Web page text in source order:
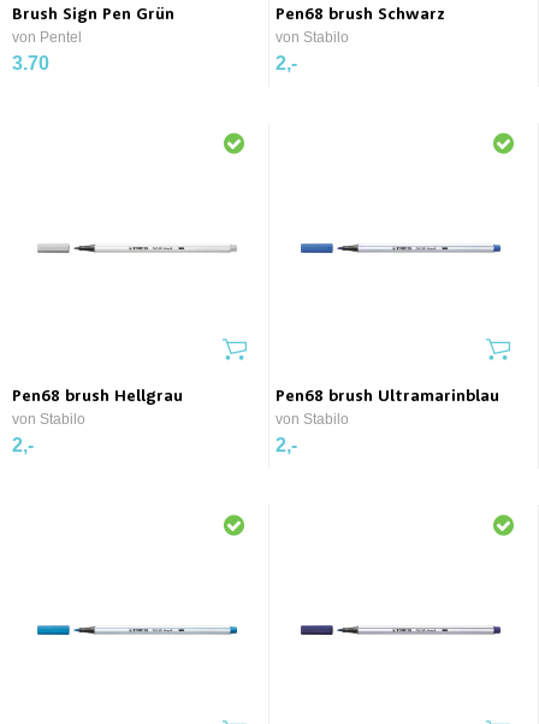
Brush Sign Pen Grün
von Pentel
3.70
Pen68 brush Schwarz
von Stabilo
2,-
Pen68 brush Hellgrau
von Stabilo
2,-
Pen68 brush Ultramarinblau
von Stabilo
2,-